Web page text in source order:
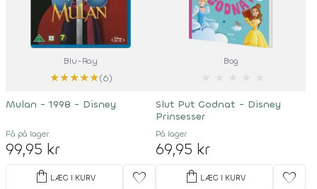
Blu-Ray
★★★★★(6)
Mulan - 1998 - Disney
Få på lager
99,95 kr
shopping_bag LÆG I KURV favorite
Bog
Slut Put Godnat - Disney
Prinsesser
På lager
69,95 kr
shopping_bag LÆG I KURV favorite